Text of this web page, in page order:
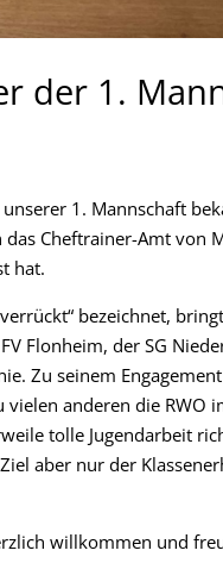
der 1.
1. Mannschaft
Cheftrainer-Amt von
hat.
bezeichnet,
Flonheim, der SG
Zu seinem
vielen anderen die RWO
tolle Jugendarbeit
aber nur der
willkommen und